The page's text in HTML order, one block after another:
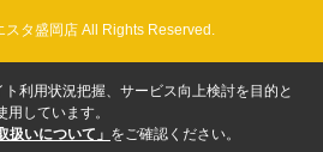
スタ盛岡店 All Rights Reserved.
利用状況把握、サービス向上検討を目的と
しています。
扱いについて」 をご確認ください。